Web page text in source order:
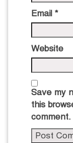
Email *
Website
Save my
this
comment.